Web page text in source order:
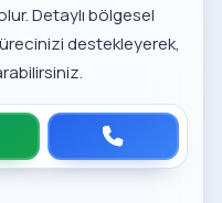
Detaylıbölgesel
destekleyerek,